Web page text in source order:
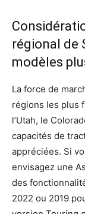
régional de
modèles
La force de
régions les plus
l’Utah, le
capacités de
appréciées. Si
envisagez une
des
2022 ou 2019